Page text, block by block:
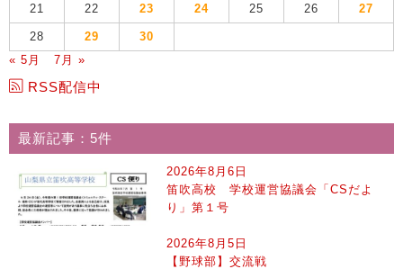
21 22 23 24 25 26 27
28 29
30
« 5月
7月 »
RSS配信中
最新記事：5件
2026年8月6日
笛吹高校 学校運営協議会「CSだよ
り」第１号
2026年8月5日
【野球部】交流戦